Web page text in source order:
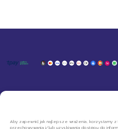
Aby zapewnić jak najlepsze wrażenia, korzystamy
przechowywania i/lub uzyskiwania dostępu do